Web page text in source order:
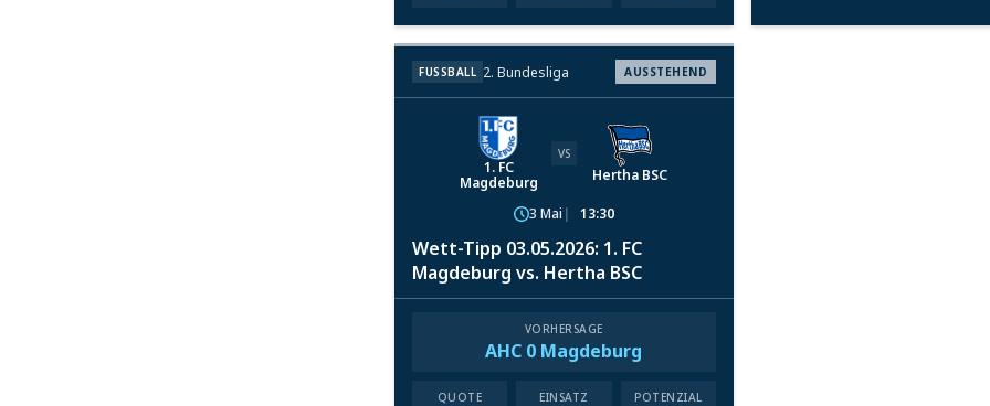
FUSSBALL 2. Bundesliga AUSSTEHEND
1. FC
Magdeburg
VS
Hertha BSC
3 Mai 13:30
Wett-Tipp 03.05.2026: 1. FC
Magdeburg vs. Hertha BSC
VORHERSAGE
AHC 0 Magdeburg
QUOTE EINSATZ POTENZIAL